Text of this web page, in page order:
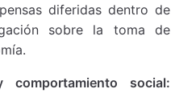
diferidas dentro de
sobre la toma de
social: